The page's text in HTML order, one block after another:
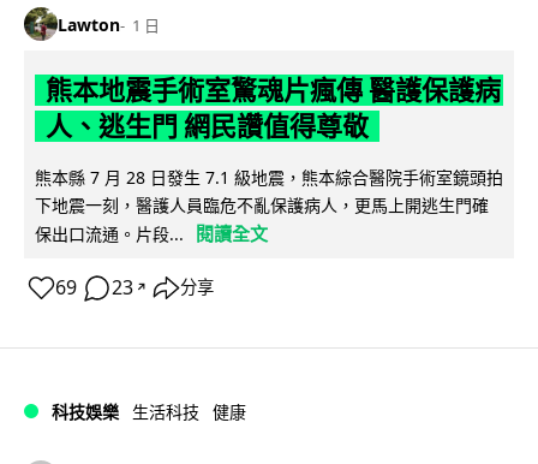
Lawton 1 日
熊本地震手術室驚魂片瘋傳 醫護保護病
人、逃生門 網民讚值得尊敬
熊本縣 7 月 28 日發生 7.1 級地震，熊本綜合醫院手術室鏡頭拍
下地震一刻，醫護人員臨危不亂保護病人，更馬上開逃生門確
保出口流通。片段...
閱讀全文
69 23 ↗ 分享
科技娛樂 生活科技 健康